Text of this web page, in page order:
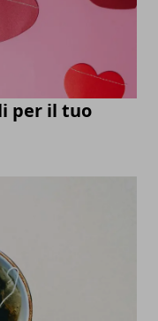
per il tuo